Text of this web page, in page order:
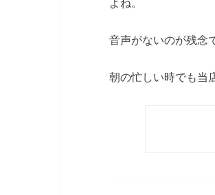
よね。
音声がないのが残念
朝の忙しい時でも当